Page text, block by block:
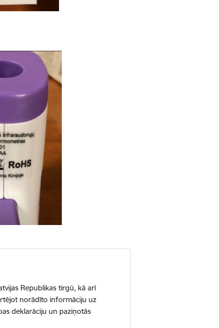
Republikas tirgū, kā arī
norādīto informāciju uz
deklarāciju un paziņotās